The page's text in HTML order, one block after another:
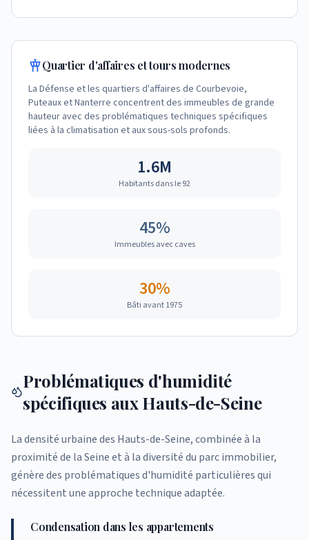
Quartier d'affaires et tours modernes
La Défense et les quartiers d'affaires de Courbevoie,
Puteaux et Nanterre concentrent des immeubles de grande
hauteur avec des problématiques techniques spécifiques
liées à la climatisation et aux sous-sols profonds.
1.6M
Habitants dans le 92
45%
Immeubles avec caves
30%
Bâti avant 1975
Problématiques d'humidité
spécifiques aux Hauts-de-Seine
La densité urbaine des Hauts-de-Seine, combinée à la
proximité de la Seine et à la diversité du parc immobilier,
génère des problématiques d'humidité particulières qui
nécessitent une approche technique adaptée.
Condensation dans les appartements